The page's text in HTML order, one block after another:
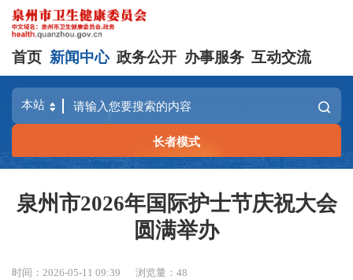
首页 新闻中心 政务公开 办事服务 互动交流
长者模式
泉州市2026年国际护士节庆祝大会
圆满举办
时间：2026-05-11 09:39 浏览量：48